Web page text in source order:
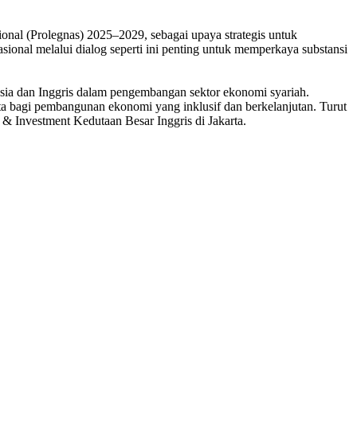
(Prolegnas) 2025–2029, sebagai upaya strategis untuk
melalui dialog seperti ini penting untuk memperkaya substansi
dan Inggris dalam pengembangan sektor ekonomi syariah.
bagi pembangunan ekonomi yang inklusif dan berkelanjutan. Turut
Investment Kedutaan Besar Inggris di Jakarta.